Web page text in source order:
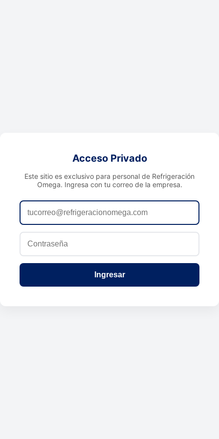
Acceso Privado
Este sitio es exclusivo para personal de Refrigeración
Omega. Ingresa con tu correo de la empresa.
Ingresar